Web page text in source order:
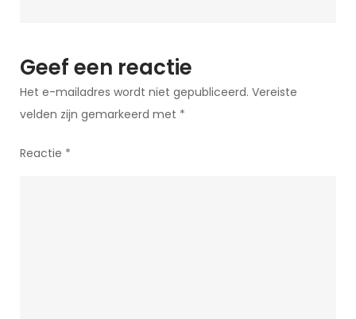
Geef een reactie
Het e-mailadres wordt niet gepubliceerd. Vereiste
velden zijn gemarkeerd met *
Reactie *